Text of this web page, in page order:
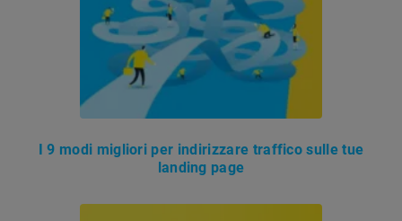
I 9 modi migliori per indirizzare traffico sulle tue
landing page